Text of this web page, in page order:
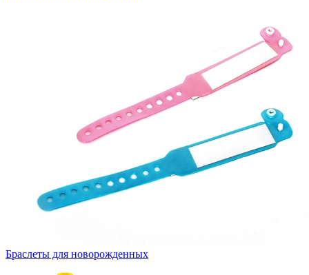
Браслеты для новорожденных